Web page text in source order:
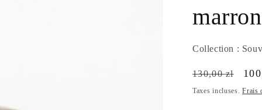
Collection :
Prix
habituel
130,00 zl
Taxes incluses.Frais